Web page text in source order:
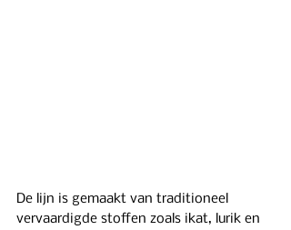
De lijn is gemaakt van traditioneel
vervaardigde stoffen zoals ikat, lurik en